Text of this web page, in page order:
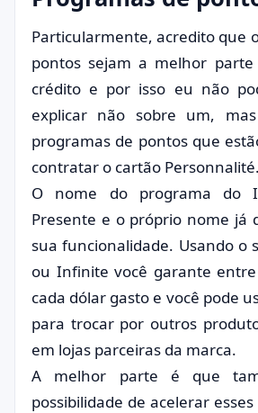
Particularmente, acredito que
pontos sejam a melhor
crédito e por isso eu não
explicar não sobre um,
programas de pontos que
contratar o cartão Personnalité.
O nome do programa do
Presente e o próprio nome já
sua funcionalidade. Usando o
ou Infinite você garante
cada dólar gasto e você pode
para trocar por outros
em lojas parceiras da marca.
A melhor parte é que
possibilidade de acelerar